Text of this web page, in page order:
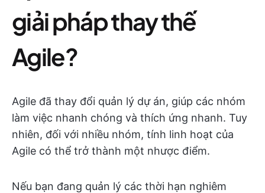
giải pháp thay thế
Agile?
Agile đã thay đổi quản lý dự án, giúp các nhóm
làm việc nhanh chóng và thích ứng nhanh. Tuy
nhiên, đối với nhiều nhóm, tính linh hoạt của
Agile có thể trở thành một nhược điểm.
Nếu bạn đang quản lý các thời hạn nghiêm